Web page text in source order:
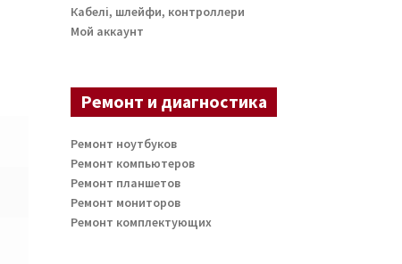
Кабелі, шлейфи, контроллери
Мой аккаунт
Ремонт и диагностика
Ремонт ноутбуков
Ремонт компьютеров
Ремонт планшетов
Ремонт мониторов
Ремонт комплектующих